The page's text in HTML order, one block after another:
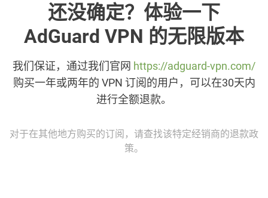
还没确定？体验一下
AdGuard VPN 的无限版本
我们保证，通过我们官网 https://adguard-vpn.com/
购买一年或两年的 VPN 订阅的用户，可以在30天内
进行全额退款。
对于在其他地方购买的订阅，请查找该特定经销商的退款政
策。